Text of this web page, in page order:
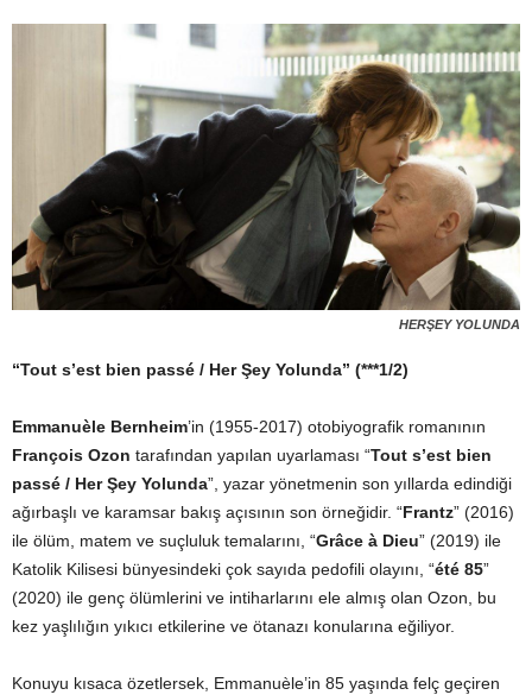
HERŞEY YOLUNDA
“Tout s’est bien passé / Her Şey Yolunda” (***1/2)
Emmanuèle Bernheim’in (1955-2017) otobiyografik romanının
François Ozon tarafından yapılan uyarlaması “Tout s’est bien
passé / Her Şey Yolunda”, yazar yönetmenin son yıllarda edindiği
ağırbaşlı ve karamsar bakış açısının son örneğidir. “Frantz” (2016)
ile ölüm, matem ve suçluluk temalarını, “Grâce à Dieu” (2019) ile
Katolik Kilisesi bünyesindeki çok sayıda pedofili olayını, “été 85”
(2020) ile genç ölümlerini ve intiharlarını ele almış olan Ozon, bu
kez yaşlılığın yıkıcı etkilerine ve ötanazı konularına eğiliyor.
Konuyu kısaca özetlersek, Emmanuèle’in 85 yaşında felç geçiren